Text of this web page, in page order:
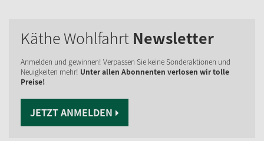
Käthe Wohlfahrt Newsletter
Anmelden und gewinnen! Verpassen Sie keine Sonderaktionen und
Neuigkeiten mehr! Unter allen Abonnenten verlosen wir tolle
Preise!
JETZT ANMELDEN